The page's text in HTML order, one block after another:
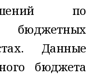
по
бюджетных
Данные
бюджета